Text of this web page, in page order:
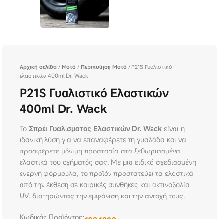
Αρχική σελίδα /Μοτό /Περιποίηση Μοτό / P21S Γυαλιστικό
ελαστικών 400ml Dr. Wack
P21S Γυαλιστικό Ελαστικών
400ml Dr. Wack
ΤοΣπρέι Γυαλίσματος Ελαστικών Dr. Wack είναι η
ιδανική λύση για να επαναφέρετε τη γυαλάδα και να
προσφέρετε μόνιμη προστασία στα ξεθωριασμένα
ελαστικά του οχήματός σας. Με μια ειδικά σχεδιασμένη
ενεργή φόρμουλα, το προϊόν προστατεύει τα ελαστικά
από την έκθεση σε καιρικές συνθήκες και ακτινοβολία
UV, διατηρώντας την εμφάνιση και την αντοχή τους.
Κωδικός Προϊόντος: